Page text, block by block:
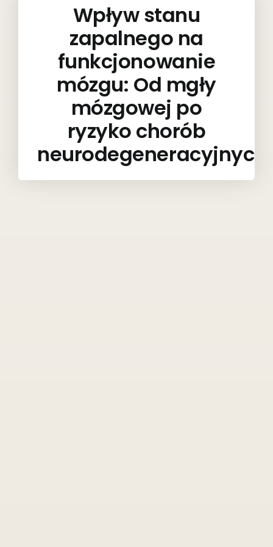
Wpływ stanu
zapalnego na
funkcjonowanie
mózgu: Od mgły
mózgowej po
ryzyko chorób
neurodegeneracyjnych